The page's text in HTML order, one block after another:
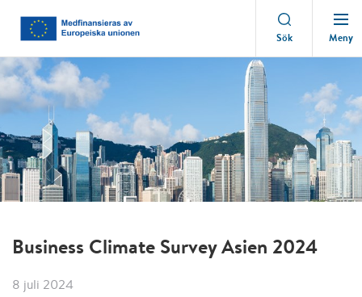
Sök Meny
Business Climate Survey Asien 2024
8 juli 2024